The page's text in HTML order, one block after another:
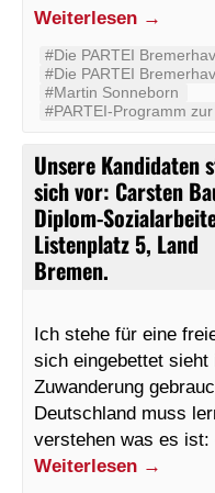
Weiterlesen →
#Die PARTEI
#Die PARTEI
#Martin Sonneborn
#PARTEI-Programm
Unsere Kandidaten
sich vor: Carsten
Diplom-
Listenplatz 5, Land
Bremen.
Ich stehe für eine
sich eingebettet sieht
Zuwanderung
Deutschland muss
verstehen was es ist:
Weiterlesen →